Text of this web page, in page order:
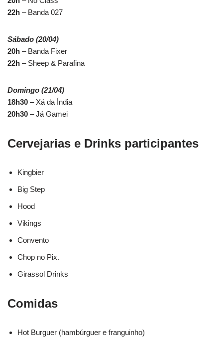
22h – Banda 027
Sábado (20/04)
20h – Banda Fixer
22h – Sheep & Parafina
Domingo (21/04)
18h30 – Xá da Índia
20h30 – Já Gamei
Cervejarias e Drinks participantes
Kingbier
Big Step
Hood
Vikings
Convento
Chop no Pix.
Girassol Drinks
Comidas
Hot Burguer (hambúrguer e franguinho)